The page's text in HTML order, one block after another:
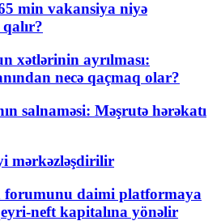
min vakansiya niyə
xətlərinin ayrılması:
necə qaçmaq olar?
salnaməsi: Məşrutə hərəkatı
mərkəzləşdirilir
forumunu daimi platformaya
neft kapitalına yönəlir